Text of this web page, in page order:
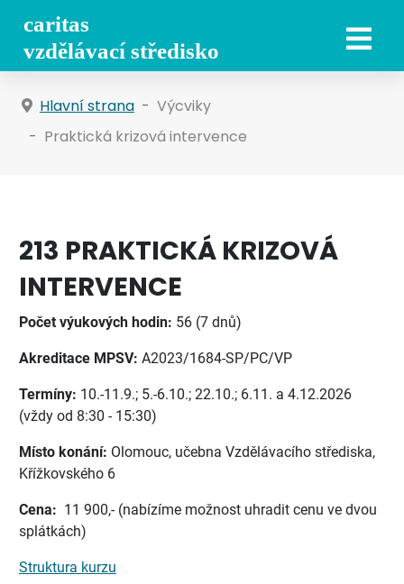
Hlavní strana
Výcviky
Praktická krizová intervence
213 PRAKTICKÁ KRIZOVÁ
INTERVENCE
Počet výukových hodin: 56 (7 dnů)
Akreditace MPSV: A2023/1684-SP/PC/VP
Termíny: 10.-11.9.; 5.-6.10.; 22.10.; 6.11. a 4.12.2026
(vždy od 8:30 - 15:30)
Místo konání: Olomouc, učebna Vzdělávacího střediska,
Křížkovského 6
Cena: 11 900,- (nabízíme možnost uhradit cenu ve dvou
splátkách)
Struktura kurzu